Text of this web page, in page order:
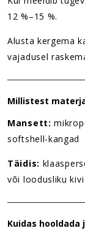
12 %–15 %.
Alusta kergema
vajadusel
Millistest
Mansett:
softshell-kangad
Täidis:
või loodusliku
Kuidas